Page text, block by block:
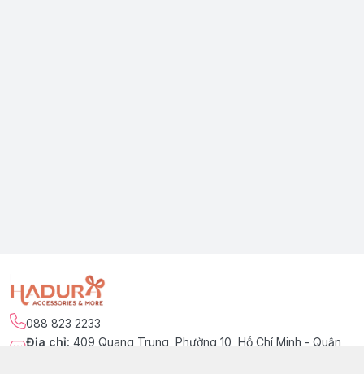
088 823 2233
Địa chỉ: 409 Quang Trung, Phường 10, Hồ Chí Minh - Quận